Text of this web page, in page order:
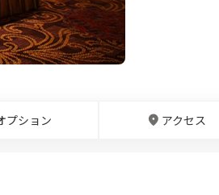
プション アクセス